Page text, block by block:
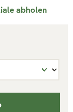
abholen